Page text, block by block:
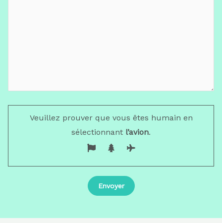
Veuillez prouver que vous êtes humain en
sélectionnant l’avion.